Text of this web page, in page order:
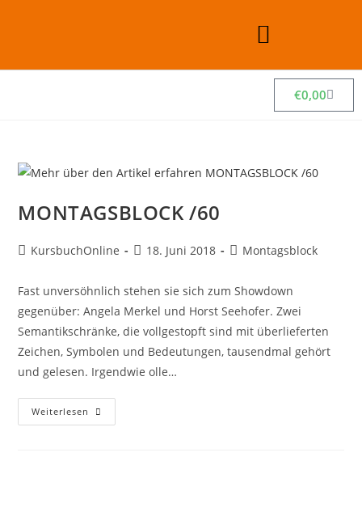
€0,00
MONTAGSBLOCK /60
KursbuchOnline 18. Juni 2018 Montagsblock
Fast unversöhnlich stehen sie sich zum Showdown
gegenüber: Angela Merkel und Horst Seehofer. Zwei
Semantikschränke, die vollgestopft sind mit überlieferten
Zeichen, Symbolen und Bedeutungen, tausendmal gehört
und gelesen. Irgendwie olle…
Weiterlesen